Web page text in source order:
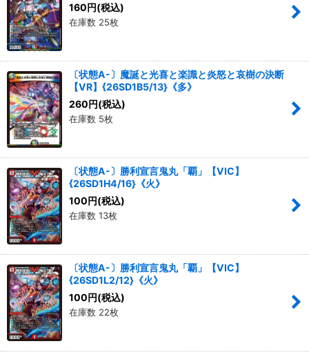
160円(税込)
在庫数 25枚
〔状態A-〕魔誕と光喜と楽識と炎怒と哀樹の決断
【VR】{26SD1B5/13}《多》
260円(税込)
在庫数 5枚
〔状態A-〕勝利宣言鬼丸「覇」【VIC】
{26SD1H4/16}《火》
100円(税込)
在庫数 13枚
〔状態A-〕勝利宣言鬼丸「覇」【VIC】
{26SD1L2/12}《火》
100円(税込)
在庫数 22枚